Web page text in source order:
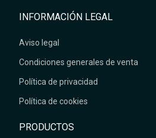
INFORMACIÓN LEGAL
Aviso legal
Condiciones generales de venta
Política de privacidad
Política de cookies
PRODUCTOS